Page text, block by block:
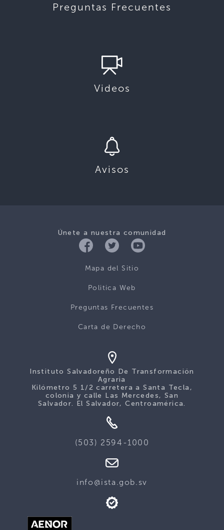
Preguntas Frecuentes
Videos
Avisos
Únete a nuestra comunidad
Mapa del Sitio
Politica Web
Preguntas Frecuentes
Carta de Derecho
Instituto Salvadoreño De Transformación
Agraria
Kilómetro 5 1/2 carretera a Santa Tecla,
colonia y calle Las Mercedes, San
Salvador. El Salvador, Centroamérica.
(503) 2594-1000
info@ista.gob.sv